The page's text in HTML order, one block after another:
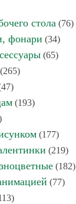
стола (76)
фонари (34)
(65)
(193)
(177)
(219)
(182)
(77)